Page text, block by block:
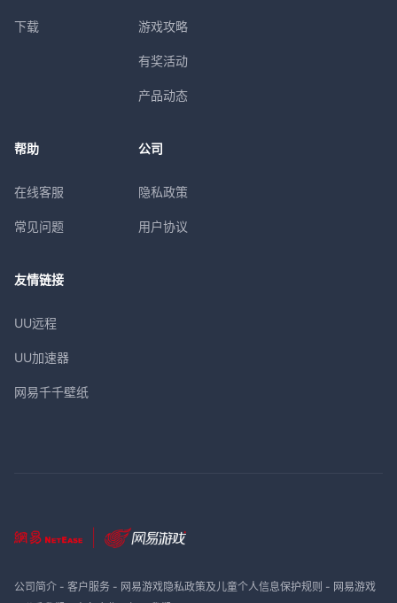
下载 游戏攻略
有奖活动
产品动态
帮助
在线客服
常见问题
公司
隐私政策
用户协议
友情链接
UU远程
UU加速器
网易千千壁纸
公司简介- 客户服务- 网易游戏隐私政策及儿童个人信息保护规则 - 网易游戏